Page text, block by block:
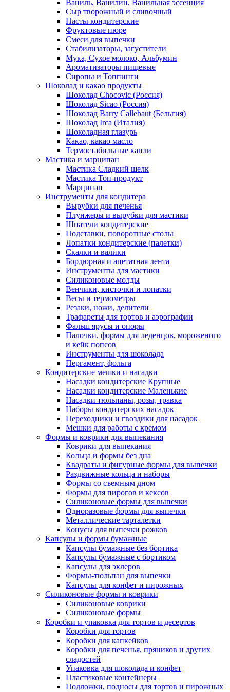
Ваниль, Ванилин, Ванильная эссенция
Сыр творожный и сливочный
Пасты кондитерские
Фруктовые пюре
Смеси для выпечки
Стабилизаторы, загустители
Мука, Сухое молоко, Альбумин
Ароматизаторы пищевые
Сиропы и Топпинги
Шоколад и какао продукты
Шоколад Chocovic (Россия)
Шоколад Sicao (Россия)
Шоколад Barry Callebaut (Бельгия)
Шоколад Irca (Италия)
Шоколадная глазурь
Какао, какао масло
Термостабильные капли
Мастика и марципан
Мастика Сладкий шелк
Мастика Топ-продукт
Марципан
Инструменты для кондитера
Вырубки для печенья
Плунжеры и вырубки для мастики
Шпатели кондитерские
Подставки, поворотные столы
Лопатки кондитерские (палетки)
Скалки и валики
Бордюрная и ацетатная лента
Инструменты для мастики
Силиконовые молды
Венчики, кисточки и лопатки
Весы и термометры
Резаки, ножи, делители
Трафареты для тортов и аэрографии
Фальш ярусы и опоры
Палочки, формы для леденцов, мороженого
и кейк попсов
Инструменты для шоколада
Пергамент, фольга
Кондитерские мешки и насадки
Насадки кондитерские Крупные
Насадки кондитерские Маленькие
Насадки тюльпаны, розы, травка
Наборы кондитерских насадок
Переходники и гвоздики для насадок
Мешки для работы с кремом
Формы и коврики для выпекания
Коврики для выпекания
Кольца и формы без дна
Квадраты и фигурные формы для выпечки
Раздвижные кольца и наборы
Формы со съемным дном
Формы для пирогов и кексов
Силиконовые формы для выпечки
Одноразовые формы для выпечки
Металлические тарталетки
Конусы для выпечки рожков
Капсулы и формы бумажные
Капсулы бумажные без бортика
Капсулы бумажные с бортиком
Капсулы для эклеров
Формы-тюльпан для выпечки
Капсулы для конфет и пирожных
Силиконовые формы и коврики
Силиконовые коврики
Силиконовые формы
Коробки и упаковка для тортов и десертов
Коробки для тортов
Коробки для капкейков
Коробки для печенья, пряников и других
сладостей
Упаковка для шоколада и конфет
Пластиковые контейнеры
Подложки, подносы для тортов и пирожных